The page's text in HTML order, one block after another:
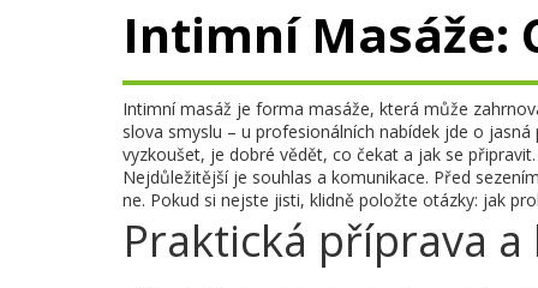
Intimní Masáže:
Intimní masáž je forma masáže, která může
slova smyslu – u profesionálních nabídek jde o
vyzkoušet, je dobré vědět, co čekat a jak se připravit.
Nejdůležitější je souhlas a komunikace. Před
ne. Pokud si nejste jisti, klidně položte otázky: jak
Praktická příprava a